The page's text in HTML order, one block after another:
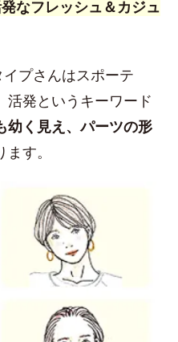
なフレッシュ＆カジュ
プさんはスポーテ
活発というキーワード
幼く見え、パーツの形
す。